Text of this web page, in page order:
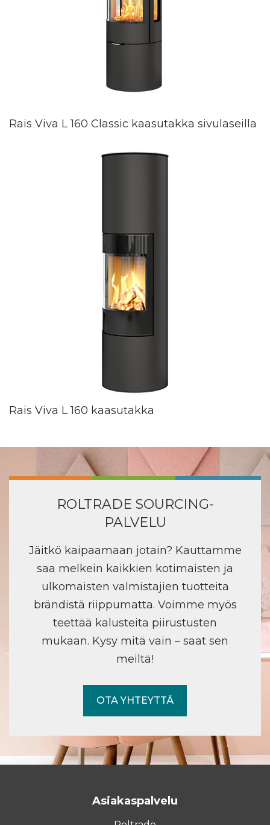
Rais Viva L 160 Classic kaasutakka sivulaseilla
Rais Viva L 160 kaasutakka
ROLTRADE SOURCING-
PALVELU
Jäitkö kaipaamaan jotain? Kauttamme
saa melkein kaikkien kotimaisten ja
ulkomaisten valmistajien tuotteita
brändistä riippumatta. Voimme myös
teettää kalusteita piirustusten
mukaan. Kysy mitä vain – saat sen
meiltä!
OTA YHTEYTTÄ
Asiakaspalvelu